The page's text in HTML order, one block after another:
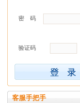
密 码
验证码
客服手把手